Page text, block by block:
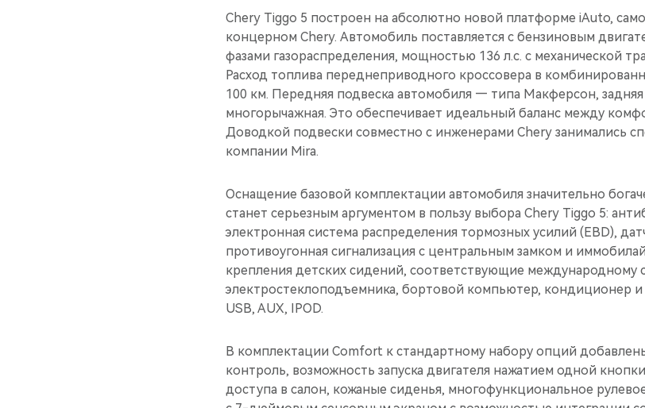
Chery Tiggo 5 построен на абсолютно новой платформе iAuto,
концерном Chery. Автомобиль поставляется с бензиновым
фазами газораспределения, мощностью 136 л.с. с механической
Расход топлива переднеприводного кроссовера в
100 км. Передняя подвеска автомобиля — типа Макферсон,
многорычажная. Это обеспечивает идеальный баланс между
Доводкой подвески совместно с инженерами Chery занимались
компании Mira.
Оснащение базовой комплектации автомобиля значительно
станет серьезным аргументом в пользу выбора Chery Tiggo 5:
электронная система распределения тормозных усилий (EBD),
противоугонная сигнализация с центральным замком и
крепления детских сидений, соответствующие международному
электростеклоподъемника, бортовой компьютер, кондиционер и
USB, AUX, IPOD.
В комплектации Comfort к стандартному набору опций
контроль, возможность запуска двигателя нажатием одной
доступа в салон, кожаные сиденья, многофункциональное